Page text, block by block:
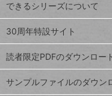
Google
スプレ
ッドシ
ート
iPhone
VLOOKUP
ト
ッ
プ
ペ
ジ
できるシリーズについて
30周年特設サイト
読者限定PDFのダウンロー
サンプルファイルのダウン